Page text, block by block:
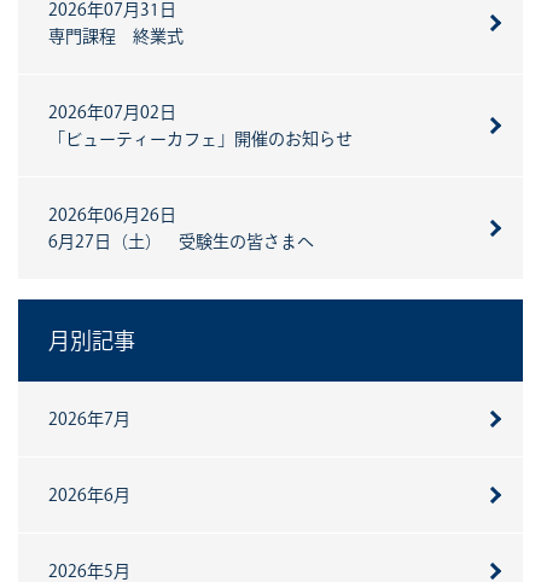
2026年07月31日
専門課程 終業式
2026年07月02日
「ビューティーカフェ」開催のお知らせ
2026年06月26日
6月27日（土） 受験生の皆さまへ
月別記事
2026年7月
2026年6月
2026年5月